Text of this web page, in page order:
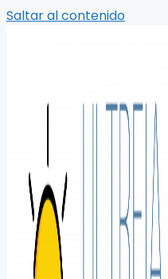
Saltar al contenido